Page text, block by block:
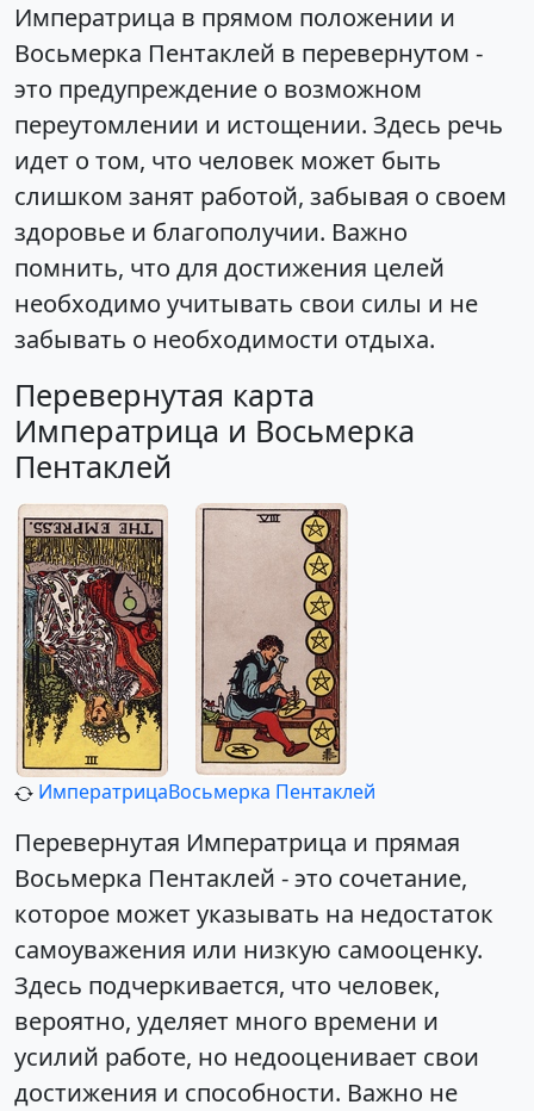
Императрица в прямом положении и
Восьмерка Пентаклей в перевернутом -
это предупреждение о возможном
переутомлении и истощении. Здесь речь
идет о том, что человек может быть
слишком занят работой, забывая о своем
здоровье и благополучии. Важно
помнить, что для достижения целей
необходимо учитывать свои силы и не
забывать о необходимости отдыха.
Перевернутая карта
Императрица и Восьмерка
Пентаклей
ИмператрицаВосьмерка Пентаклей
Перевернутая Императрица и прямая
Восьмерка Пентаклей - это сочетание,
которое может указывать на недостаток
самоуважения или низкую самооценку.
Здесь подчеркивается, что человек,
вероятно, уделяет много времени и
усилий работе, но недооценивает свои
достижения и способности. Важно не